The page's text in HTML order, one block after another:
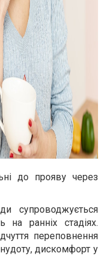
до прояву через
супроводжується
на ранніх стадіях.
переповнення
нудоту, дискомфорт у